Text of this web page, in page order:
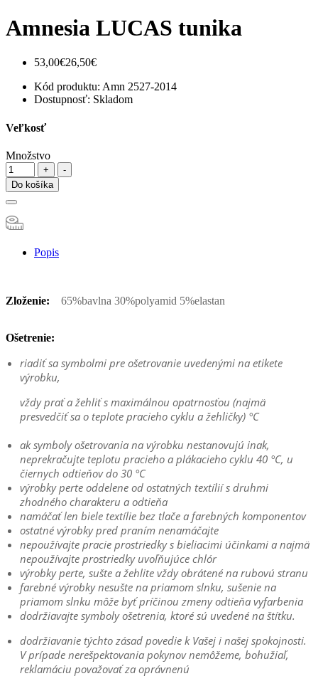
Amnesia LUCAS tunika
53,00€26,50€
Kód produktu: Amn 2527-2014
Dostupnosť: Skladom
Veľkosť
Množstvo
Do košíka
Popis
Zloženie: 65%bavlna 30%polyamid 5%elastan
Ošetrenie:
riadiť sa symbolmi pre ošetrovanie uvedenými na etikete
výrobku,
vždy prať a žehliť s maximálnou opatrnosťou (najmä
presvedčiť sa o teplote pracieho cyklu a žehličky) °C
ak symboly ošetrovania na výrobku nestanovujú inak,
neprekračujte teplotu pracieho a plákacieho cyklu 40 °C, u
čiernych odtieňov do 30 °C
výrobky perte oddelene od ostatných textílií s druhmi
zhodného charakteru a odtieňa
namáčať len biele textílie bez tlače a farebných komponentov
ostatné výrobky pred praním nenamáčajte
nepoužívajte pracie prostriedky s bieliacimi účinkami a najmä
nepoužívajte prostriedky uvoľňujúce chlór
výrobky perte, sušte a žehlite vždy obrátené na rubovú stranu
farebné výrobky nesušte na priamom slnku, sušenie na
priamom slnku môže byť príčinou zmeny odtieňa vyfarbenia
dodržiavajte symboly ošetrenia, ktoré sú uvedené na štítku.
dodržiavanie týchto zásad povedie k Vašej i našej spokojnosti.
V prípade nerešpektovania pokynov nemôžeme, bohužiaľ,
reklamáciu považovať za oprávnenú